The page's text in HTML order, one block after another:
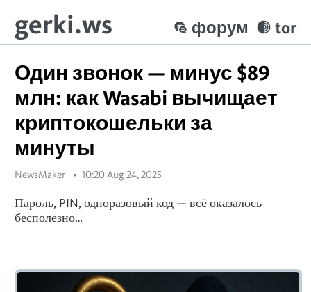
gerki.ws tor
форум
Один звонок — минус $89
млн: как Wasabi вычищает
криптокошельки за
минуты
NewsMaker 10:20 Aug 24, 2025
Пароль, PIN, одноразовый код — всё оказалось
бесполезно…